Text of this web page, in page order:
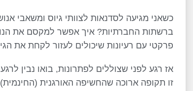
כשאני מגיעה לסדנאות לצוותי גיוס ומשאבי
ברשתות החברתיות? איך אפשר למקסם את
פרקטי עם רעיונות שיכולים לעזור לקחת את
אז רגע לפני שצוללים לפתרונות, בואו נבין
זו תקופה ארוכה שהחשיפה האורגנית